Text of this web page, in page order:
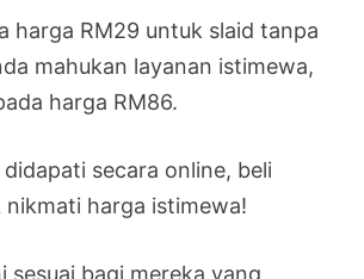
harga RM29 untuk slaid tanpa
mahukan layanan istimewa,
harga RM86.
secara online, beli
nikmati harga istimewa!
sesuai bagi mereka yang